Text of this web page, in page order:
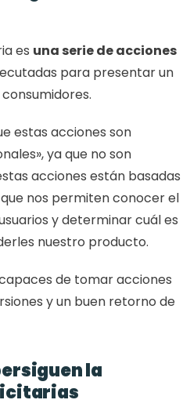
es una serie de acciones
para presentar un
estas acciones son
ya que no son
acciones están basadas
nos permiten conocer el
y determinar cuál es
nuestro producto.
de tomar acciones
y un buen retorno de
la